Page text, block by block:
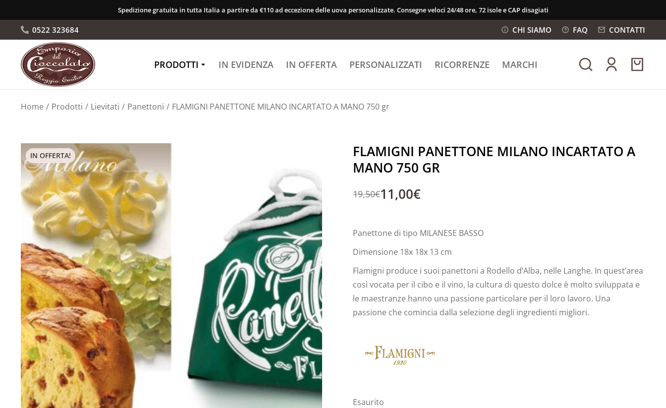
Spedizione gratuita in tutta Italia a partire da €110 ad eccezione delle uova personalizzate. Consegne veloci 24/48 ore, 72 isole e CAP disagiati
0522 323684 CHI SIAMO FAQ CONTATTI
PRODOTTI IN EVIDENZA IN OFFERTA PERSONALIZZATI RICORRENZE MARCHI
Tu sei qui:
Home Prodotti Lievitati Panettoni FLAMIGNI PANETTONE MILANO INCARTATO A MANO 750 gr
IN OFFERTA!
FLAMIGNI PANETTONE MILANO INCARTATO A
MANO 750 GR
19,50€11,00€
Panettone di tipo MILANESE BASSO
Dimensione 18x 18x 13 cm
Flamigni produce i suoi panettoni a Rodello d’Alba, nelle Langhe. In quest’area
così vocata per il cibo e il vino, la cultura di questo dolce è molto sviluppata e
le maestranze hanno una passione particolare per il loro lavoro. Una
passione che comincia dalla selezione degli ingredienti migliori.
Esaurito